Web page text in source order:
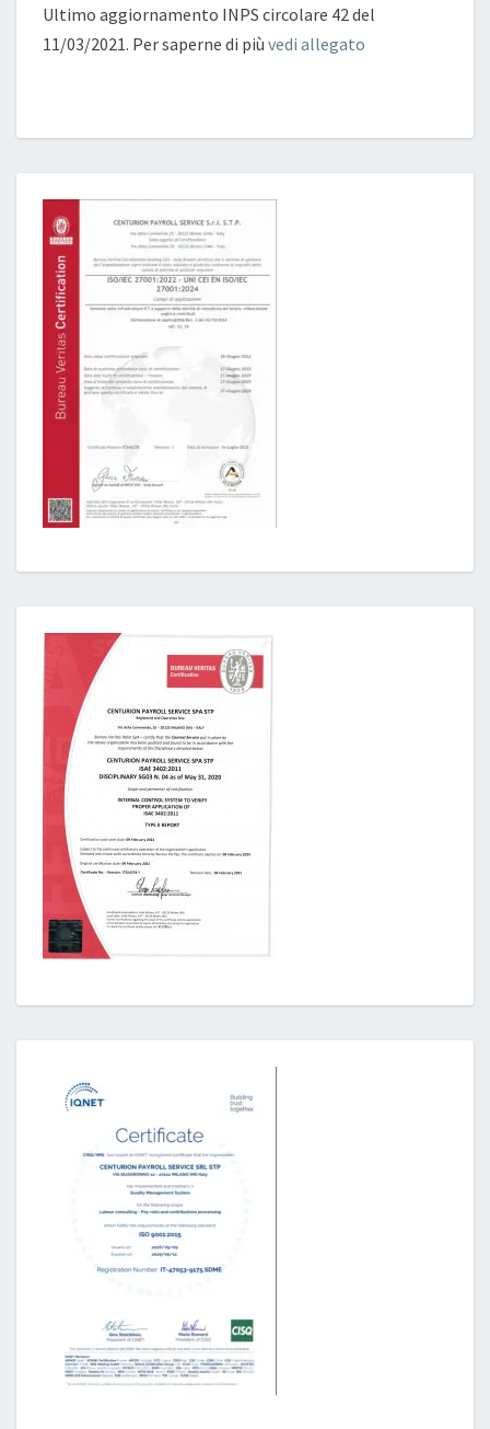
Ultimo aggiornamento INPS circolare 42 del
11/03/2021. Per saperne di più vedi allegato